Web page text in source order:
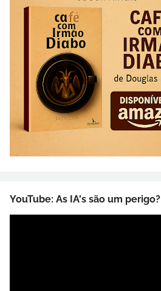
YouTube: As IA's são um perigo?